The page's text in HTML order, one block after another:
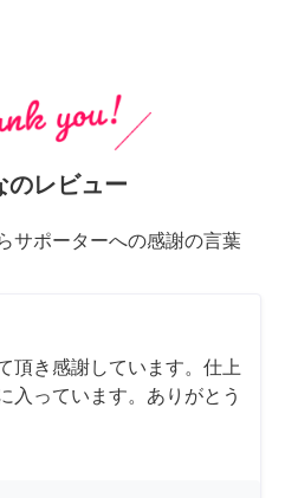
のレビュー
サポーターへの感謝の言葉
頂き感謝しています。仕上
入っています。ありがとう